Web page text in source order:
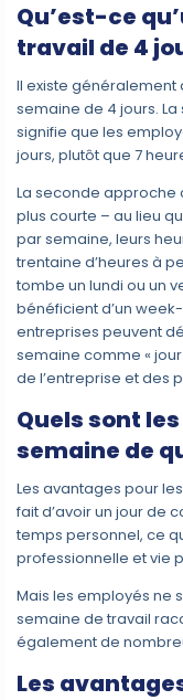
Qu’est-ce
travail de 4
Il existe
semaine de 4 jours.
signifie que les
jours, plutôt que 7
La seconde approche
plus courte – au lieu
par semaine, leurs
trentaine d’heures à
tombe un lundi ou un
bénéficient d’un
entreprises peuvent
semaine comme «
de l’entreprise et des
Quels sont
semaine de
Les avantages pour
fait d’avoir un jour de
temps personnel, ce
professionnelle et vie
Mais les employés ne
semaine de travail
également de
Les